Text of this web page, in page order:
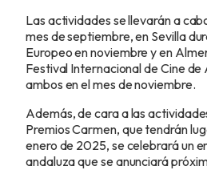
Las actividades se llevarán a
mes de septiembre, en Sevilla
Europeo en noviembre y en
Festival Internacional de Cine
ambos en el mes de noviembre.
Además, de cara a las
Premios Carmen, que tendrán
enero de 2025, se celebrará un
andaluza que se anunciará